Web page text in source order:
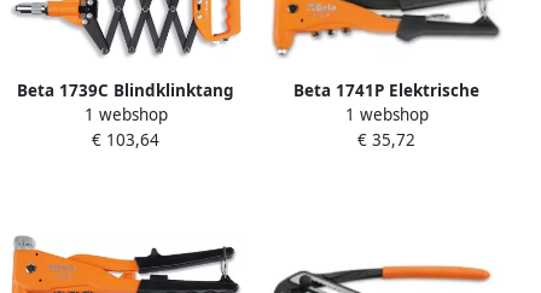
Beta 1739C Blindklinktang
Schaarmodel 017390152
1 webshop
€ 103,64
Beta 1741P Elektrische
Blindklinktang 017410303
1 webshop
€ 35,72